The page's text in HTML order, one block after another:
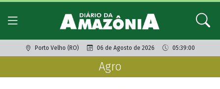
Porto Velho (RO) 06 de Agosto de 2026 05:39:00
Agro